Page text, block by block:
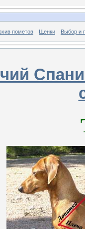
пометов Щенки Выбор и